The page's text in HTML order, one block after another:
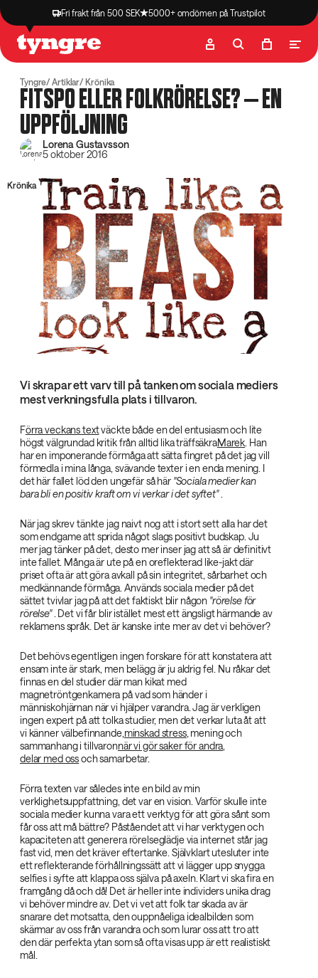
Fri frakt från 500 SEK 5000+ omdömen på Trustpilot
Butik Recept
Tyngre Artiklar Krönika
FITSPO ELLER FOLKRÖRELSE? – EN
UPPFÖLJNING
Lorena Gustavsson
5 oktober 2016
Krönika
Vi skrapar ett varv till på tanken om sociala mediers
mest verkningsfulla plats i tillvaron.
Förra veckans textväckte både en del entusiasm och lite
högst välgrundad kritik från alltid lika träffsäkraMarek . Han
har en imponerande förmåga att sätta fingret på det jag vill
förmedla i mina långa, svävande texter i en enda mening. I
det här fallet löd den ungefär så här "Sociala medier kan
bara bli en positiv kraft om vi verkar i det syftet"‌.
När jag skrev tänkte jag naivt nog att i stort sett alla har det
som endgame att sprida något slags positivt budskap. Ju
mer jag tänker på det, desto mer inser jag att så är definitivt
inte fallet. Många är ute på en oreflekterad like-jakt där
priset ofta är att göra avkall på sin integritet, sårbarhet och
medkännande förmåga. Används sociala medier på det
sättet tvivlar jag på att det faktiskt blir någon "rörelse för
rörelse"‌. Det vi får blir istället mest ett ängsligt härmande av
reklamens språk. Det är kanske inte mer av det vi behöver?
Det behövs egentligen ingen forskare för att konstatera att
ensam inte är stark, men belägg är ju aldrig fel. Nu råkar det
finnas en del studier där man kikat med
magnetröntgenkamera på vad som händer i
människohjärnan när vi hjälper varandra. Jag är verkligen
ingen expert på att tolka studier, men det verkar luta åt att
vi känner välbefinnande, minskad stress, mening och
sammanhang i tillvaronnär vi gör saker för andra
delar med ossoch samarbetar.
Förra texten var således inte en bild av min
verklighetsuppfattning, det var en vision. Varför skulle inte
sociala medier kunna vara ett verktyg för att göra sånt som
får oss att må bättre? Påståendet att vi har verktygen och
kapaciteten att generera rörelseglädje via internet står jag
fast vid, men det kräver eftertanke. Självklart utesluter inte
ett reflekterande förhållningssätt att vi lägger upp snygga
selfies i syfte att klappa oss själva på axeln. Klart vi ska fira en
framgång då och då! Det är heller inte individers unika drag
vi behöver mindre av. Det vi vet att folk tar skada av är
snarare det motsatta, den ouppnåeliga idealbilden som
skärmar av oss från varandra och som lurar oss att tro att
den där perfekta ytan som så ofta visas upp är ett realistiskt
mål.